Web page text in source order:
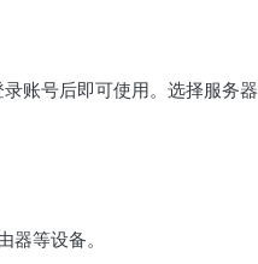
账号后即可使用。选择服务器
等设备。